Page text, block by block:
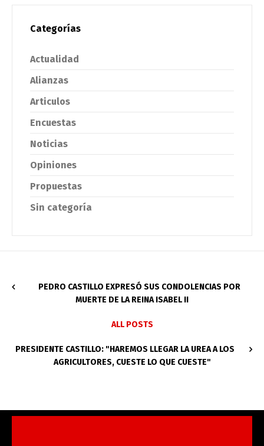
Categorías
Actualidad
Alianzas
Articulos
Encuestas
Noticias
Opiniones
Propuestas
Sin categoría
PEDRO CASTILLO EXPRESÓ SUS CONDOLENCIAS POR
MUERTE DE LA REINA ISABEL II
ALL POSTS
PRESIDENTE CASTILLO: "HAREMOS LLEGAR LA UREA A LOS
AGRICULTORES, CUESTE LO QUE CUESTE"